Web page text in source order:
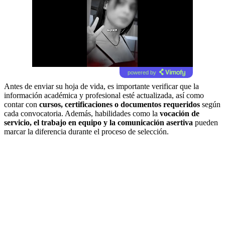
powered by
Antes de enviar su hoja de vida, es importante verificar que la
información académica y profesional esté actualizada, así como
contar con cursos, certificaciones o documentos requeridos según
cada convocatoria. Además, habilidades como la vocación de
servicio, el trabajo en equipo y la comunicación asertiva pueden
marcar la diferencia durante el proceso de selección.